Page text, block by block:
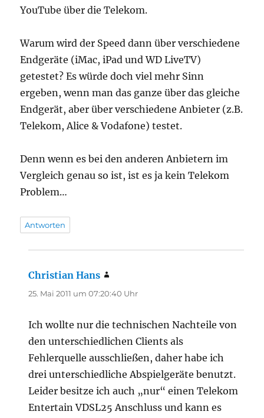
YouTube über die Telekom.
Warum wird der Speed dann über verschiedene
Endgeräte (iMac, iPad und WD LiveTV)
getestet? Es würde doch viel mehr Sinn
ergeben, wenn man das ganze über das gleiche
Endgerät, aber über verschiedene Anbieter (z.B.
Telekom, Alice & Vodafone) testet.
Denn wenn es bei den anderen Anbietern im
Vergleich genau so ist, ist es ja kein Telekom
Problem…
Antworten
Christian Hans
25. Mai 2011 um 07:20:40 Uhr
Ich wollte nur die technischen Nachteile von
den unterschiedlichen Clients als
Fehlerquelle ausschließen, daher habe ich
drei unterschiedliche Abspielgeräte benutzt.
Leider besitze ich auch „nur“ einen Telekom
Entertain VDSL25 Anschluss und kann es